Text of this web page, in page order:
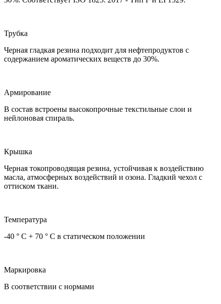
Трубка
Черная гладкая резина подходит для нефтепродуктов с
содержанием ароматических веществ до 30%.
Армирование
В состав встроены высокопрочные текстильные слои и
нейлоновая спираль.
Крышка
Черная токопроводящая резина, устойчивая к воздействию
масла, атмосферных воздействий и озона. Гладкий чехол с
оттиском ткани.
Температура
-40 ° C + 70 ° C в статическом положении
Маркировка
В соответствии с нормами